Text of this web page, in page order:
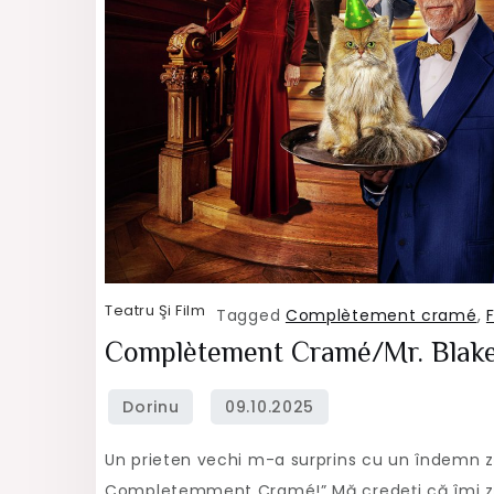
Teatru Şi Film Tagged Complètement cramé,
Complètement Cramé/Mr.
Un prieten vechi m-a surprins cu un îndemn